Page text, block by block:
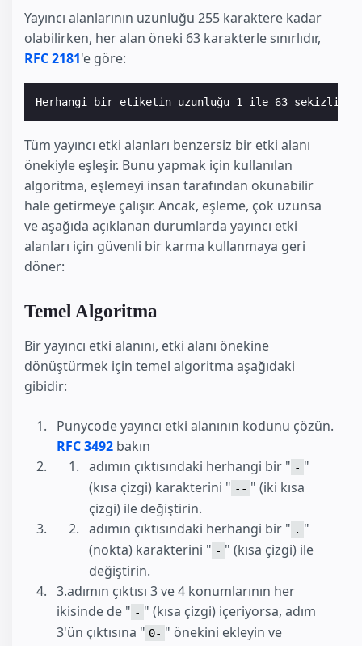
Yayıncı alanlarının uzunluğu 255 karaktere kadar
olabilirken, her alan öneki 63 karakterle sınırlıdır,
RFC 2181'e göre:
Herhangi bir etiketin uzunluğu 1 ile 63 sekizlik
Tüm yayıncı etki alanları benzersiz bir etki alanı
önekiyle eşleşir. Bunu yapmak için kullanılan
algoritma, eşlemeyi insan tarafından okunabilir
hale getirmeye çalışır. Ancak, eşleme, çok uzunsa
ve aşağıda açıklanan durumlarda yayıncı etki
alanları için güvenli bir karma kullanmaya geri
döner:
Temel Algoritma
Bir yayıncı etki alanını, etki alanı önekine
dönüştürmek için temel algoritma aşağıdaki
gibidir:
Punycode yayıncı etki alanının kodunu çözün.
RFC 3492 bakın
adımın çıktısındaki herhangi bir " - "
(kısa çizgi) karakterini " -- " (iki kısa
çizgi) ile değiştirin.
adımın çıktısındaki herhangi bir " . "
(nokta) karakterini " - " (kısa çizgi) ile
değiştirin.
3.adımın çıktısı 3 ve 4 konumlarının her
ikisinde de " - " (kısa çizgi) içeriyorsa, adım
3'ün çıktısına " 0- " önekini ekleyin ve